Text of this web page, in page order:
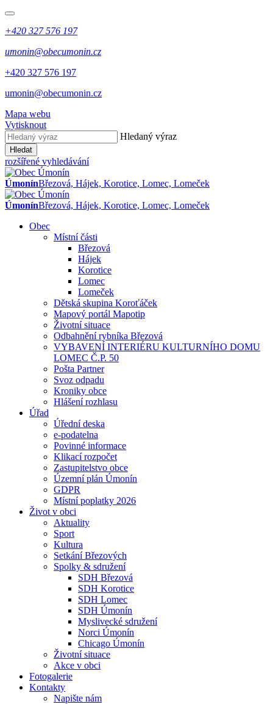
+420 327 576 197
umonin@obecumonin.cz
+420 327 576 197
umonin@obecumonin.cz
Mapa webu
Vytisknout
Hledaný výraz
Hledat
rozšířené vyhledávání
ÚmonínBřezová, Hájek, Korotice, Lomec, Lomeček
ÚmonínBřezová, Hájek, Korotice, Lomec, Lomeček
Obec
Místní části
Březová
Hájek
Korotice
Lomec
Lomeček
Dětská skupina Koroťáček
Mapový portál Mapotip
Životní situace
Odbahnění rybníka Březová
VYBAVENÍ INTERIÉRU KULTURNÍHO DOMU
LOMEC Č.P. 50
Pošta Partner
Svoz odpadu
Kroniky obce
Hlášení rozhlasu
Úřad
Úřední deska
e-podatelna
Povinné informace
Klikací rozpočet
Zastupitelstvo obce
Územní plán Úmonín
GDPR
Místní poplatky 2026
Život v obci
Aktuality
Sport
Kultura
Setkání Březových
Spolky & sdružení
SDH Březová
SDH Korotice
SDH Lomec
SDH Úmonín
Myslivecké sdružení
Norci Úmonín
Chicago Úmonín
Životní situace
Akce v obci
Fotogalerie
Kontakty
Napište nám